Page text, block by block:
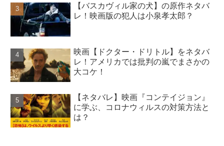
【バスカヴィル家の犬】の原作ネタバ
レ！映画版の犯人は小泉孝太郎？
映画【ドクター・ドリトル】をネタバ
レ！アメリカでは批判の嵐でまさかの
大コケ！
【ネタバレ】映画『コンテイジョン』
に学ぶ、コロナウィルスの対策方法と
は？